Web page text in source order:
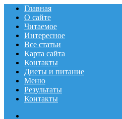
Главная
О сайте
Читаемое
Интересное
Все статьи
Карта сайта
Контакты
Диеты и питание
Меню
Результаты
Контакты